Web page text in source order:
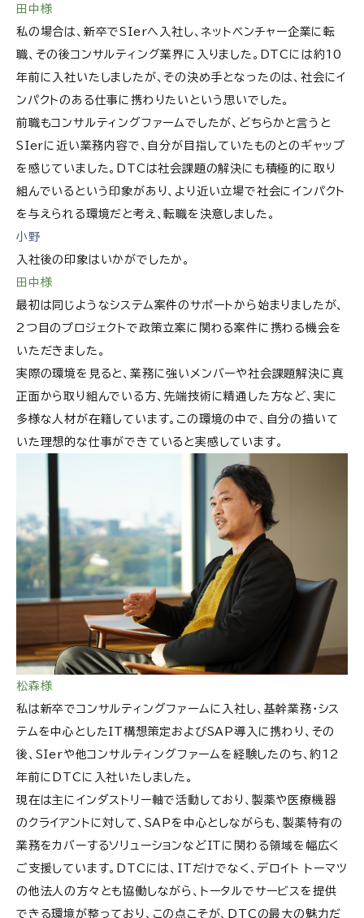
田中様
私の場合は、新卒でSIerへ入社し、ネットベンチャー企業に転
職、その後コンサルティング業界に入りました。DTCには約10
年前に入社いたしましたが、その決め手となったのは、社会にイ
ンパクトのある仕事に携わりたいという思いでした。
前職もコンサルティングファームでしたが、どちらかと言うと
SIerに近い業務内容で、自分が目指していたものとのギャップ
を感じていました。DTCは社会課題の解決にも積極的に取り
組んでいるという印象があり、より近い立場で社会にインパクト
を与えられる環境だと考え、転職を決意しました。
小野
入社後の印象はいかがでしたか。
田中様
最初は同じようなシステム案件のサポートから始まりましたが、
2つ目のプロジェクトで政策立案に関わる案件に携わる機会を
いただきました。
実際の環境を見ると、業務に強いメンバーや社会課題解決に真
正面から取り組んでいる方、先端技術に精通した方など、実に
多様な人材が在籍しています。この環境の中で、自分の描いて
いた理想的な仕事ができていると実感しています。
松森様
私は新卒でコンサルティングファームに入社し、基幹業務・シス
テムを中心としたIT構想策定およびSAP導入に携わり、その
後、SIerや他コンサルティングファームを経験したのち、約12
年前にDTCに入社いたしました。
現在は主にインダストリー軸で活動しており、製薬や医療機器
のクライアントに対して、SAPを中心としながらも、製薬特有の
業務をカバーするソリューションなどITに関わる領域を幅広く
ご支援しています。DTCには、ITだけでなく、デロイト トーマツ
の他法人の方々とも協働しながら、トータルでサービスを提供
できる環境が整っており、この点こそが、DTCの最大の魅力だ